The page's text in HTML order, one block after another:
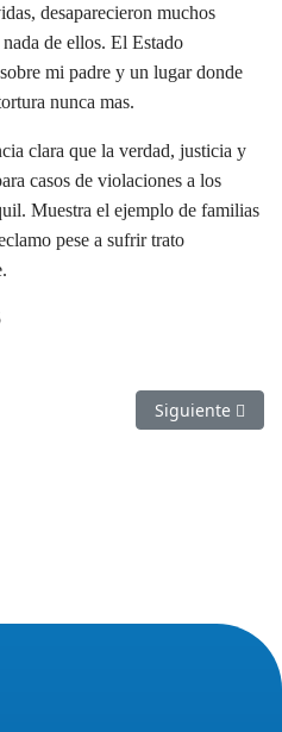
desaparecieron muchos
de ellos. El Estado
mi padre y un lugar donde
nunca mas.
clara que la verdad, justicia y
casos de violaciones a los
Muestra el ejemplo de familias
pese a sufrir trato
Estado Laico y derechos a
Artículo
Siguiente